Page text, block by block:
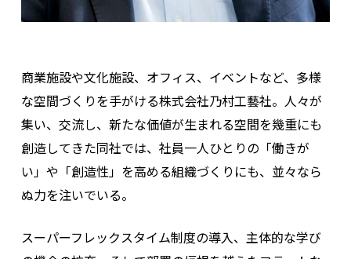
商業施設や文化施設、オフィス、イベントなど、多様
な空間づくりを手がける株式会社乃村工藝社。人々が
集い、交流し、新たな価値が生まれる空間を幾重にも
創造してきた同社では、社員一人ひとりの「働きが
い」や「創造性」を高める組織づくりにも、並々なら
ぬ力を注いでいる。
スーパーフレックスタイム制度の導入、主体的な学び